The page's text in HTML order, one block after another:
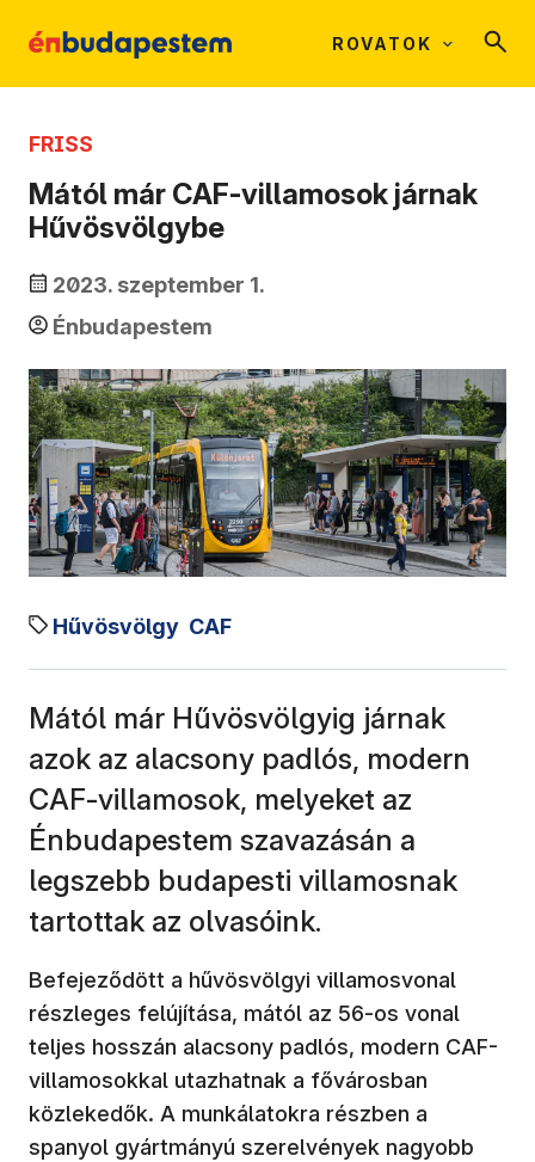
ROVATOK
FRISS
Mától már CAF-villamosok járnak
Hűvösvölgybe
2023. szeptember 1.
Énbudapestem
Hűvösvölgy CAF
Mától már Hűvösvölgyig járnak
azok az alacsony padlós, modern
CAF-villamosok, melyeket az
Énbudapestem szavazásán a
legszebb budapesti villamosnak
tartottak az olvasóink.
Befejeződött a hűvösvölgyi villamosvonal
részleges felújítása, mától az 56-os vonal
teljes hosszán alacsony padlós, modern CAF-
villamosokkal utazhatnak a fővárosban
közlekedők. A munkálatokra részben a
spanyol gyártmányú szerelvények nagyobb